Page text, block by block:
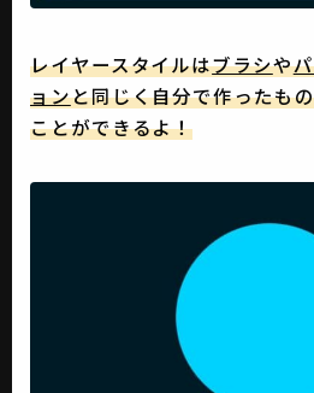
レイヤースタイルはブラシや
ョンと同じく自分で作ったも
ことができるよ！